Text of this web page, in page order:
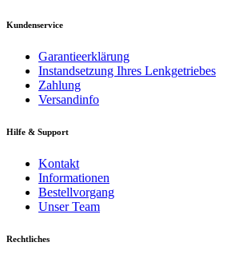
Kundenservice
Garantieerklärung
Instandsetzung Ihres Lenkgetriebes
Zahlung
Versandinfo
Hilfe & Support
Kontakt
Informationen
Bestellvorgang
Unser Team
Rechtliches